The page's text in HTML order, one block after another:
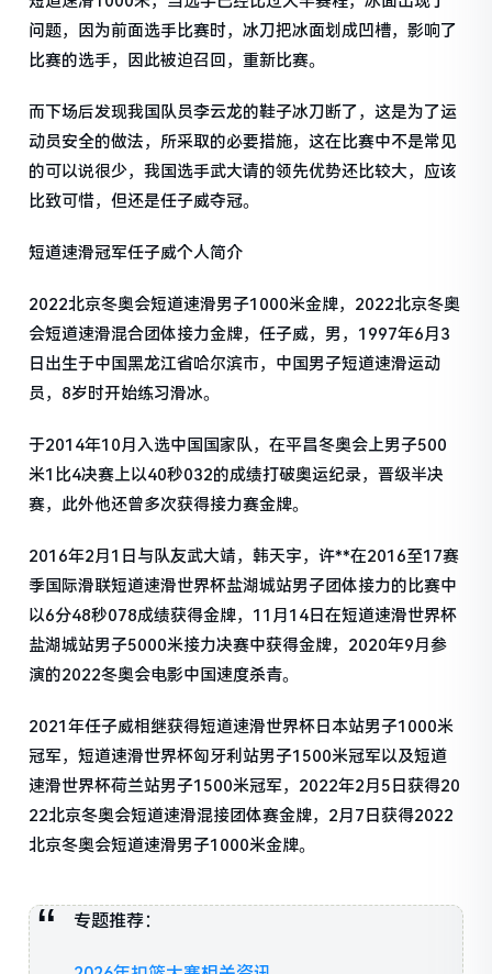
问题，因为前面选手比赛时，冰刀把冰面划成凹槽，影响了
比赛的选手，因此被迫召回，重新比赛。
而下场后发现我国队员李云龙的鞋子冰刀断了，这是为了运
动员安全的做法，所采取的必要措施，这在比赛中不是常见
的可以说很少，我国选手武大请的领先优势还比较大，应该
比致可惜，但还是任子威夺冠。
短道速滑冠军任子威个人简介
2022北京冬奥会短道速滑男子1000米金牌，2022北京冬奥
会短道速滑混合团体接力金牌，任子威，男，1997年6月3
日出生于中国黑龙江省哈尔滨市，中国男子短道速滑运动
员，8岁时开始练习滑冰。
于2014年10月入选中国国家队，在平昌冬奥会上男子500
米1比4决赛上以40秒032的成绩打破奥运纪录，晋级半决
赛，此外他还曾多次获得接力赛金牌。
2016年2月1日与队友武大靖，韩天宇，许**在2016至17赛
季国际滑联短道速滑世界杯盐湖城站男子团体接力的比赛中
以6分48秒078成绩获得金牌，11月14日在短道速滑世界杯
盐湖城站男子5000米接力决赛中获得金牌，2020年9月参
演的2022冬奥会电影中国速度杀青。
2021年任子威相继获得短道速滑世界杯日本站男子1000米
冠军，短道速滑世界杯匈牙利站男子1500米冠军以及短道
速滑世界杯荷兰站男子1500米冠军，2022年2月5日获得20
22北京冬奥会短道速滑混接团体赛金牌，2月7日获得2022
北京冬奥会短道速滑男子1000米金牌。
专题推荐：